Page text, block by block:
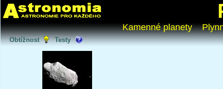
Kamenné planety
Obtížnost Testy